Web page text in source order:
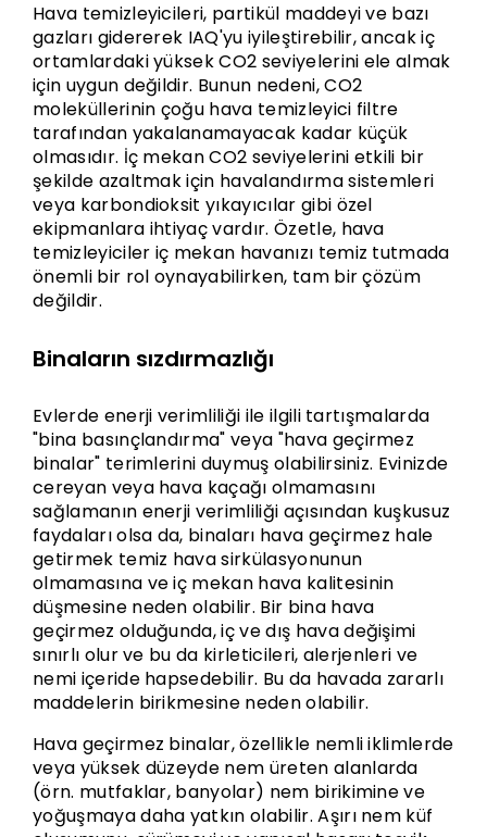
Hava temizleyicileri, partikül maddeyi ve bazı
gazları gidererek IAQ'yu iyileştirebilir, ancak iç
ortamlardaki yüksek CO2 seviyelerini ele almak
için uygun değildir. Bunun nedeni, CO2
moleküllerinin çoğu hava temizleyici filtre
tarafından yakalanamayacak kadar küçük
olmasıdır. İç mekan CO2 seviyelerini etkili bir
şekilde azaltmak için havalandırma sistemleri
veya karbondioksit yıkayıcılar gibi özel
ekipmanlara ihtiyaç vardır. Özetle, hava
temizleyiciler iç mekan havanızı temiz tutmada
önemli bir rol oynayabilirken, tam bir çözüm
değildir.
Binaların sızdırmazlığı
Evlerde enerji verimliliği ile ilgili tartışmalarda
"bina basınçlandırma" veya "hava geçirmez
binalar" terimlerini duymuş olabilirsiniz. Evinizde
cereyan veya hava kaçağı olmamasını
sağlamanın enerji verimliliği açısından kuşkusuz
faydaları olsa da, binaları hava geçirmez hale
getirmek temiz hava sirkülasyonunun
olmamasına ve iç mekan hava kalitesinin
düşmesine neden olabilir. Bir bina hava
geçirmez olduğunda, iç ve dış hava değişimi
sınırlı olur ve bu da kirleticileri, alerjenleri ve
nemi içeride hapsedebilir. Bu da havada zararlı
maddelerin birikmesine neden olabilir.
Hava geçirmez binalar, özellikle nemli iklimlerde
veya yüksek düzeyde nem üreten alanlarda
(örn. mutfaklar, banyolar) nem birikimine ve
yoğuşmaya daha yatkın olabilir. Aşırı nem küf